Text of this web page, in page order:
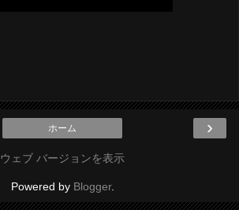
›
ホーム
ウェブ バージョンを表示
Powered by Blogger.